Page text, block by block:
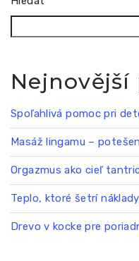
Spoľahlivá pomoc pri
Masáž lingamu –
Orgazmus ako cieľ
Teplo, ktoré šetrí náklady
Drevo v kocke pre